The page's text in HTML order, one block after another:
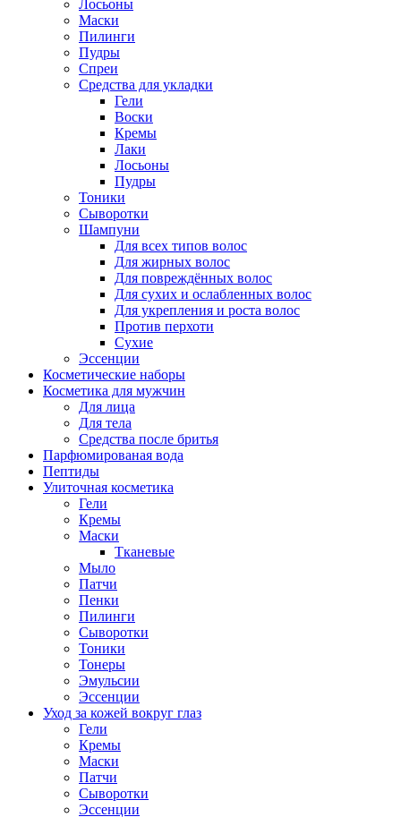
Лосьоны
Маски
Пилинги
Пудры
Спреи
Средства для укладки
Гели
Воски
Кремы
Лаки
Лосьоны
Пудры
Тоники
Сыворотки
Шампуни
Для всех типов волос
Для жирных волос
Для повреждённых волос
Для сухих и ослабленных волос
Для укрепления и роста волос
Против перхоти
Сухие
Эссенции
Косметические наборы
Косметика для мужчин
Для лица
Для тела
Средства после бритья
Парфюмированая вода
Пептиды
Улиточная косметика
Гели
Кремы
Маски
Тканевые
Мыло
Патчи
Пенки
Пилинги
Сыворотки
Тоники
Тонеры
Эмульсии
Эссенции
Уход за кожей вокруг глаз
Гели
Кремы
Маски
Патчи
Сыворотки
Эссенции